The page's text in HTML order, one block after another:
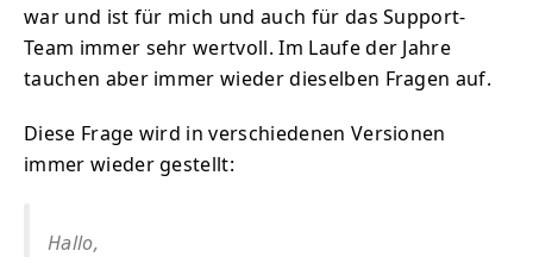
war und ist für mich und auch für das Support-
Team immer sehr wertvoll. Im Laufe der Jahre
tauchen aber immer wieder dieselben Fragen auf.
Diese Frage wird in verschiedenen Versionen
immer wieder gestellt:
Hallo,